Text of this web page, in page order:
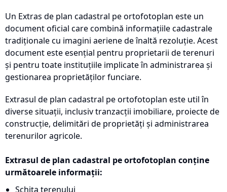
Un Extras de plan cadastral pe ortofotoplan este un
document oficial care combină informațiile cadastrale
tradiționale cu imagini aeriene de înaltă rezoluție. Acest
document este esențial pentru proprietarii de terenuri
și pentru toate instituțiile implicate în administrarea și
gestionarea proprietăților funciare.
Extrasul de plan cadastral pe ortofotoplan este util în
diverse situații, inclusiv tranzacții imobiliare, proiecte de
construcție, delimitări de proprietăți și administrarea
terenurilor agricole.
Extrasul de plan cadastral pe ortofotoplan conține
următoarele informații:
Schița terenului